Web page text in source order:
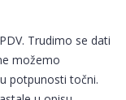
Trudimo se dati
možemo
potpunosti točni.